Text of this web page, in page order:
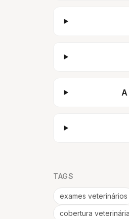
TAGS
exames veterinários
cobertura veterinária